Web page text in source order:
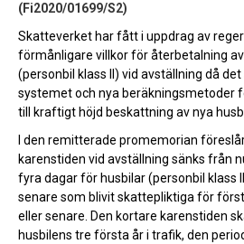
(Fi2020/01699/S2)
Skatteverket har fått i uppdrag av
förmånligare villkor för återbetalning
(personbil klass II) vid avställning då
systemet och nya beräkningsmetoder
till kraftigt höjd beskattning av nya
I den remitterade promemorian
karenstiden vid avställning sänks från
fyra dagar för husbilar (personbil klass
senare som blivit skattepliktiga för
eller senare. Den kortare karenstiden
husbilens tre första år i trafik, den